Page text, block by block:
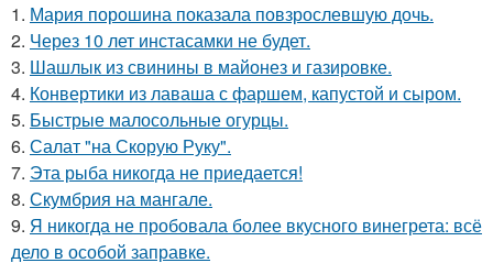
1. Мария порошина показала повзрослевшую дочь.
2. Через 10 лет инстасамки не будет.
3. Шашлык из свинины в майонез и газировке.
4. Конвертики из лаваша с фаршем, капустой и сыром.
5. Быстрые малосольные огурцы.
6. Салат "на Скорую Руку".
7. Эта рыба никогда не приедается!
8. Скумбрия на мангале.
9. Я никогда не пробовала более вкусного винегрета: всё
дело в особой заправке.